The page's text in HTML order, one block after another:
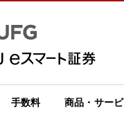
手数料 商品・サー